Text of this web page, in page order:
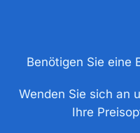
Benötigen Sie eine
Wenden Sie sich an
Ihre